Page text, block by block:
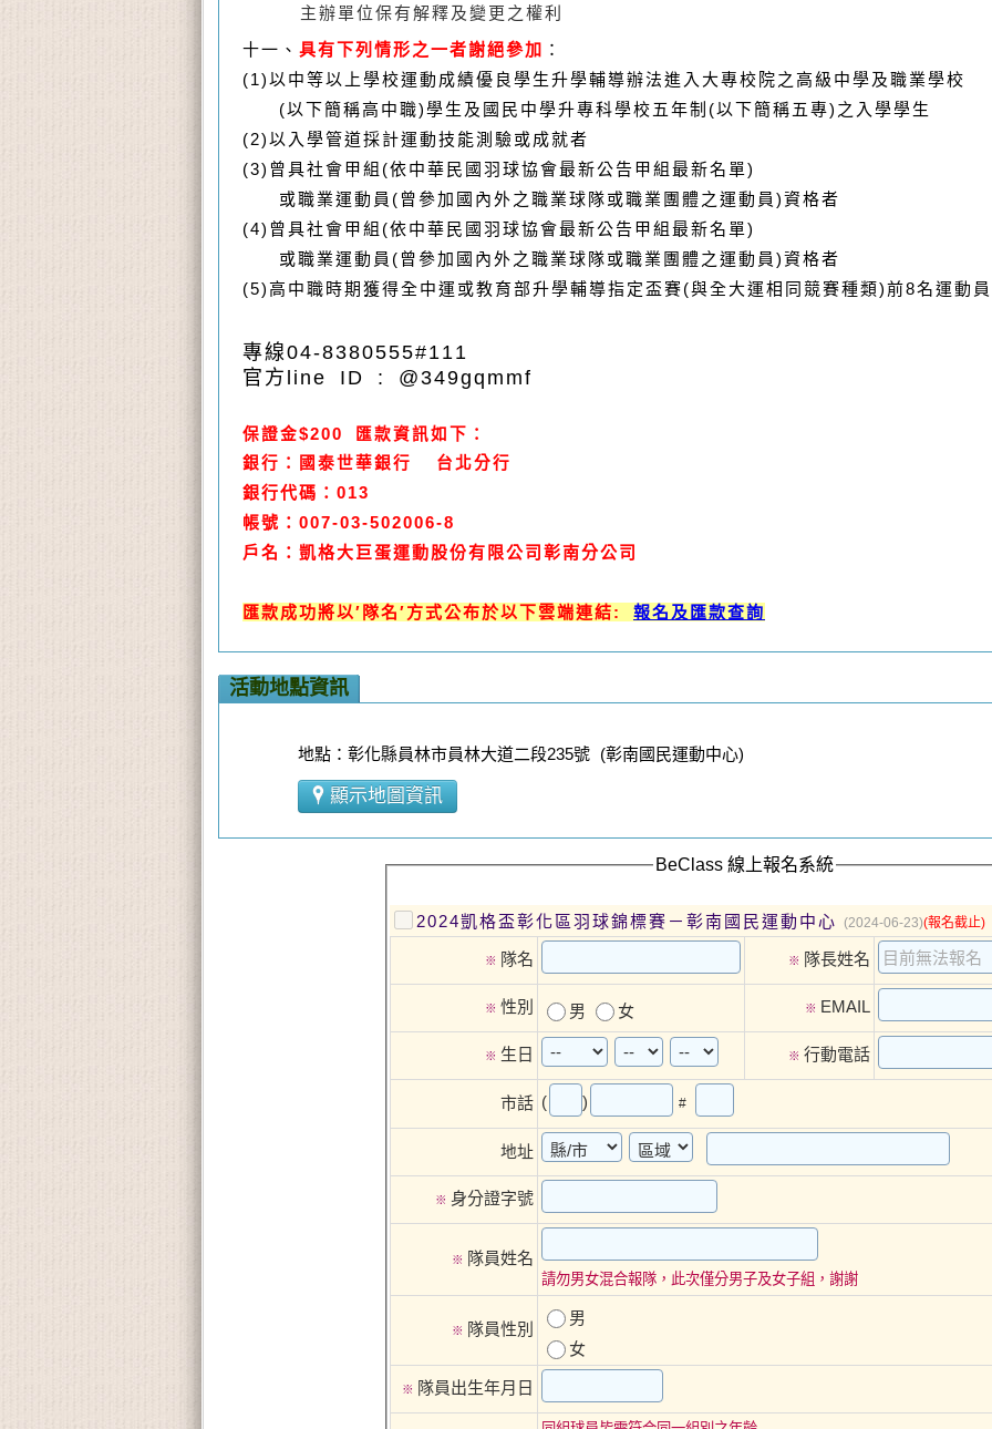
主辦單位保有解釋及變更之權利
十一、 具有下列情形之一者謝絕參加 ：
(1)以中等以上學校運動成績優良學生升學輔導辦法進入大專校院之高級中學及職業學校
(以下簡稱高中職)學生及國民中學升專科學校五年制(以下簡稱五專)之入學學生
(2)以入學管道採計運動技能測驗或成就者
(3) 曾具社會甲組(依中華民國羽球協會最新公告甲組最新名單)
或職業運動員(曾參加國內外之職業球隊或職業團體之運動員)資格者
(4) 曾具社會甲組(依中華民國羽球協會最新公告甲組最新名單)
或職業運動員(曾參加國內外之職業球隊或職業團體之運動員)資格者
(5)高中職時期獲得全中運或教育部升學輔導指定盃賽(與全大運相同競賽種類)前8名運動員
專線04-8380555#111
官方line ID : @349gqmmf
保證金$200 匯款資訊如下：
銀行：國泰世華銀行 台北分行
銀行代碼：013
帳號：007-03-502006-8
戶名：凱格大巨蛋運動股份有限公司彰南分公司
匯款成功將以′隊名′方式公布於以下雲端連結: 報名及匯款查詢
活動地點資訊
地點：彰化縣員林市員林大道二段235號 (彰南國民運動中心)
顯示地圖資訊
BeClass 線上報名系統
2024凱格盃彰化區羽球錦標賽－彰南國民運動中心 (2024-06-23)(報名截止)
※ 隊名 ※ 隊長姓名
※ 性別 男 女 ※ EMAIL
※ 生日 ※ 行動電話
市話 ( ) #
地址
※ 身分證字號
※ 隊員姓名
請勿男女混合報隊，此次僅分男子及女子組，謝謝
※ 隊員性別
男
女
※ 隊員出生年月日